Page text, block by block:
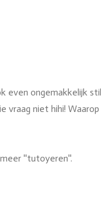
even ongemakkelijk
vraag niet hihi!
''tutoyeren''.